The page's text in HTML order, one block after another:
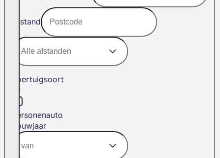
Afstand
Voertuigsoort
Personenauto
Bouwjaar